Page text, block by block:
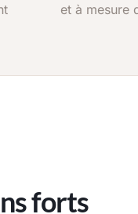
et à mesure
forts